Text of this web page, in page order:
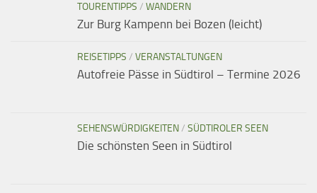
TOURENTIPPS / WANDERN
Zur Burg Kampenn bei Bozen (leicht)
REISETIPPS / VERANSTALTUNGEN
Autofreie Pässe in Südtirol – Termine 2026
SEHENSWÜRDIGKEITEN/ SÜDTIROLER SEEN
Die schönsten Seen in Südtirol